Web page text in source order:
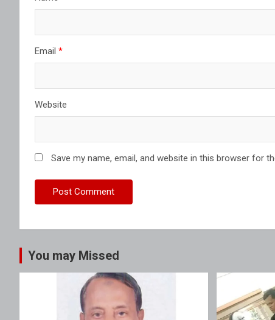
Email *
Website
Save my name, email, and website in this browser for
You may Missed